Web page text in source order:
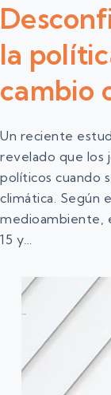
la
cambio
Un reciente
revelado que los
políticos cuando
climática. Según
medioambiente,
15 y…